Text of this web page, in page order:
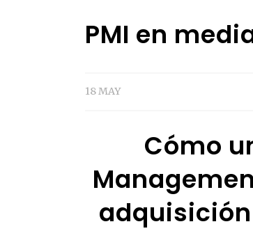
PMI en
18 MAY
Cómo